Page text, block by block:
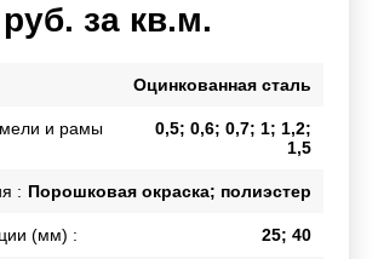
за кв.м.
Оцинкованная сталь
и рамы
0,5; 0,6; 0,7; 1; 1,2;
1,5
: Порошковая окраска; полиэстер
(мм) : 25; 40